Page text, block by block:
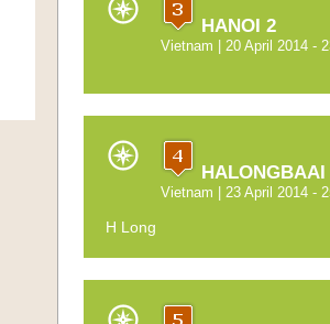
HANOI 2
Vietnam | 20 April 2014 -
HALONGBAAI
Vietnam | 23 April 2014 -
H Long